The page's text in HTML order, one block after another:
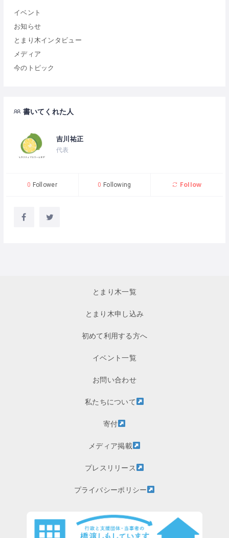
イベント
お知らせ
とまり木インタビュー
メディア
今のトピック
書いてくれた人
吉川祐正
代表
0 Follower 0 Following Follow
とまり木一覧
とまり木申し込み
初めて利用する方へ
イベント一覧
お問い合わせ
私たちについて
寄付
メディア掲載
プレスリリース
プライバシーポリシー